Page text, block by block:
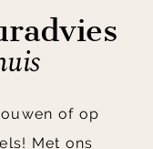
of op
Met ons